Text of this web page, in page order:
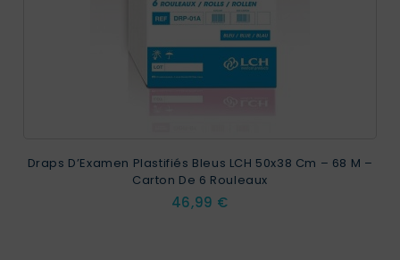
Draps D’Examen Plastifiés Bleus LCH 50x38 Cm – 68 M –
Carton De 6 Rouleaux
Prix
46,99 €